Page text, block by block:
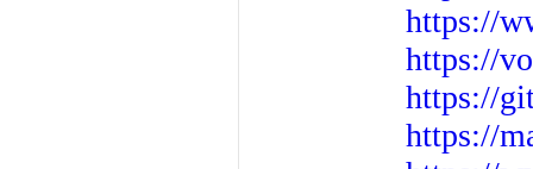
https://
https://
https://
https://